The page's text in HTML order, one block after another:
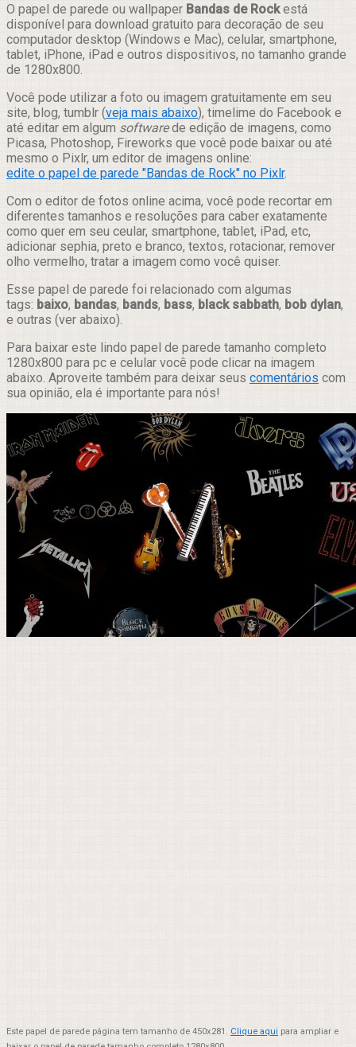
Compartilhar
O papel de parede ou wallpaper Bandas de Rockestá
disponível para download gratuito para decoração de seu
computador desktop (Windows e Mac), celular, smartphone,
tablet, iPhone, iPad e outros dispositivos, no tamanho grande
de 1280x800.
Você pode utilizar a foto ou imagem gratuitamente em seu
site, blog, tumblr (veja mais abaixo), timelime do Facebook e
até editar em algum softwarede edição de imagens, como
Picasa, Photoshop, Fireworks que você pode baixar ou até
mesmo o Pixlr, um editor de imagens online:
edite o papel de parede "Bandas de Rock" no Pixlr.
Com o editor de fotos online acima, você pode recortar em
diferentes tamanhos e resoluções para caber exatamente
como quer em seu ceular, smartphone, tablet, iPad, etc,
adicionar sephia, preto e branco, textos, rotacionar, remover
olho vermelho, tratar a imagem como você quiser.
Esse papel de parede foi relacionado com algumas
tags: baixo, bandas, bands, bass, black sabbath, bob dylan,
e outras (ver abaixo).
Para baixar este lindo papel de parede tamanho completo
1280x800 para pc e celular você pode clicar na imagem
abaixo. Aproveite também para deixar seus comentários com
sua opinião, ela é importante para nós!
Este papel de parede página tem tamanho de 450x281. Clique aqui para ampliar e